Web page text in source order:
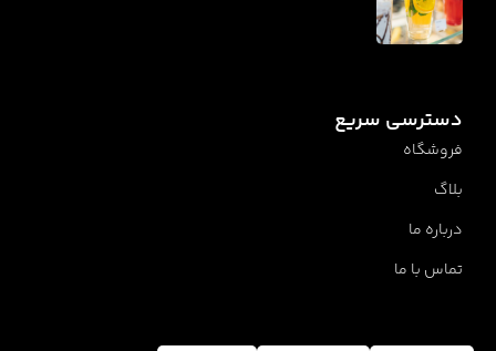
دسترسی سریع
فروشگاه
بلاگ
درباره ما
تماس با ما